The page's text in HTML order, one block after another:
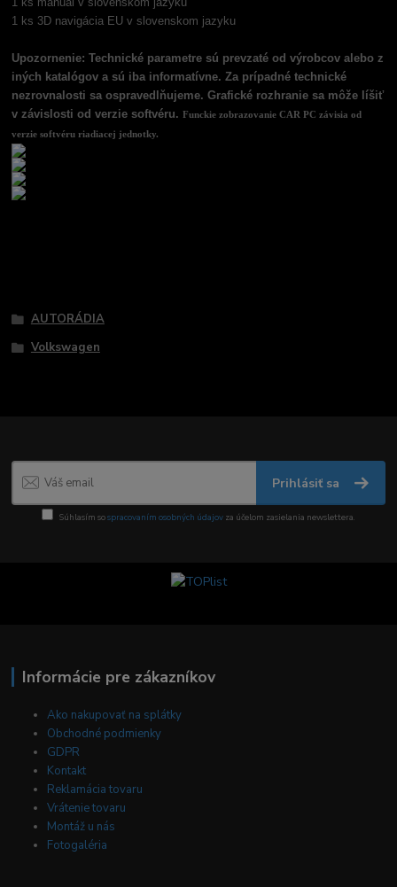
1 ks 3D navigácia EU v slovenskom jazyku
Upozornenie: Technické parametre sú prevzaté od výrobcov alebo z
iných katalógov a sú iba informatívne. Za prípadné technické
nezrovnalosti sa ospravedlňujeme. Grafické rozhranie sa môže líšiť
v závislosti od verzie softvéru.Funckie zobrazovanie CAR PC závisia od
verzie softvéru riadiacej jednotky.
AUTORÁDIA
Volkswagen
Prihlásiť sa
Súhlasím sospracovaním osobných údajov za účelom zasielania newslettera.
Informácie pre zákazníkov
Ako nakupovať na splátky
Obchodné podmienky
GDPR
Kontakt
Reklamácia tovaru
Vrátenie tovaru
Montáž u nás
Fotogaléria